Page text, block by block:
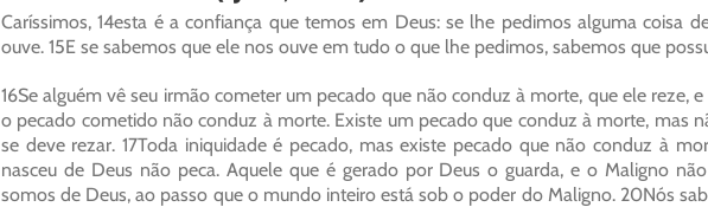
Caríssimos, 14esta é a confiança que temos em Deus: se lhe pedimos alguma coisa
ouve. 15E se sabemos que ele nos ouve em tudo o que lhe pedimos, sabemos que
16Se alguém vê seu irmão cometer um pecado que não conduz à morte, que ele reze,
o pecado cometido não conduz à morte. Existe um pecado que conduz à morte, mas
se deve rezar. 17Toda iniquidade é pecado, mas existe pecado que não conduz à
nasceu de Deus não peca. Aquele que é gerado por Deus o guarda, e o Maligno
somos de Deus, ao passo que o mundo inteiro está sob o poder do Maligno. 20Nós